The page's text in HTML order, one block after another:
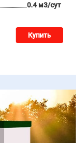
0.4 м3/сут
Купить